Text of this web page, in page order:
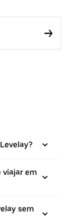
viajar em
sem